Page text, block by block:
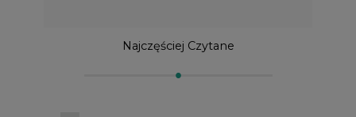
Najczęściej Czytane